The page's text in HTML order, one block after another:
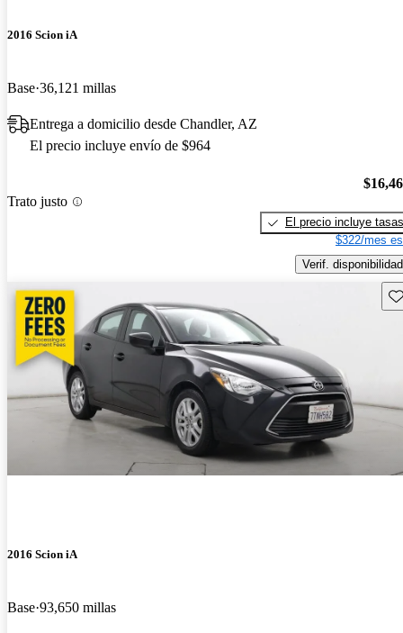
2016 Scion iA
Base 36,121 millas
Entrega a domicilio desde Chandler, AZ
El precio incluye envío de $964
Trato justo
El precio incluye tasas
$322/mes
Verif. disponibilidad
2016 Scion iA
Base 93,650 millas